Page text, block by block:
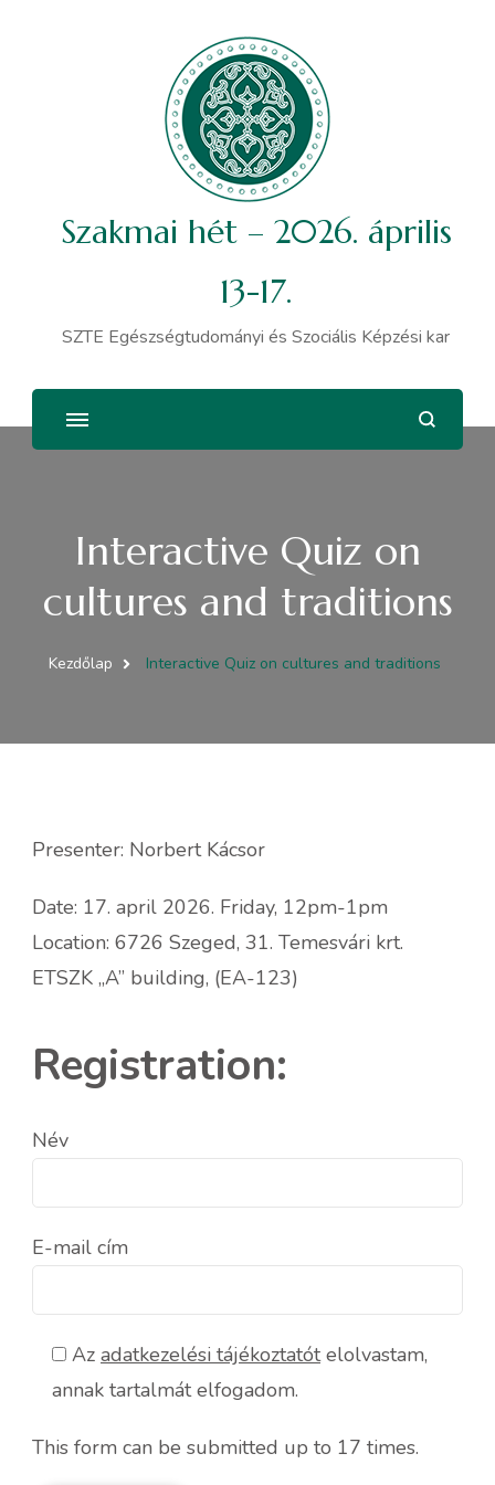
Szakmai hét – 2026. április
13-17.
SZTE Egészségtudományi és Szociális Képzési kar
Interactive Quiz on
cultures and traditions
Kezdőlap Interactive Quiz on cultures and traditions
Presenter: Norbert Kácsor
Date: 17. april 2026. Friday, 12pm-1pm
Location: 6726 Szeged, 31. Temesvári krt.
ETSZK „A” building, (EA-123)
Registration:
Név
E-mail cím
Az adatkezelési tájékoztatótelolvastam,
annak tartalmát elfogadom.
This form can be submitted up to 17 times.